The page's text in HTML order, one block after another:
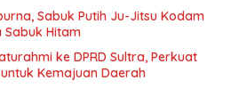
Sabuk Putih Ju-Jitsu Kodam
Sabuk Hitam
ke DPRD Sultra, Perkuat
Kemajuan Daerah